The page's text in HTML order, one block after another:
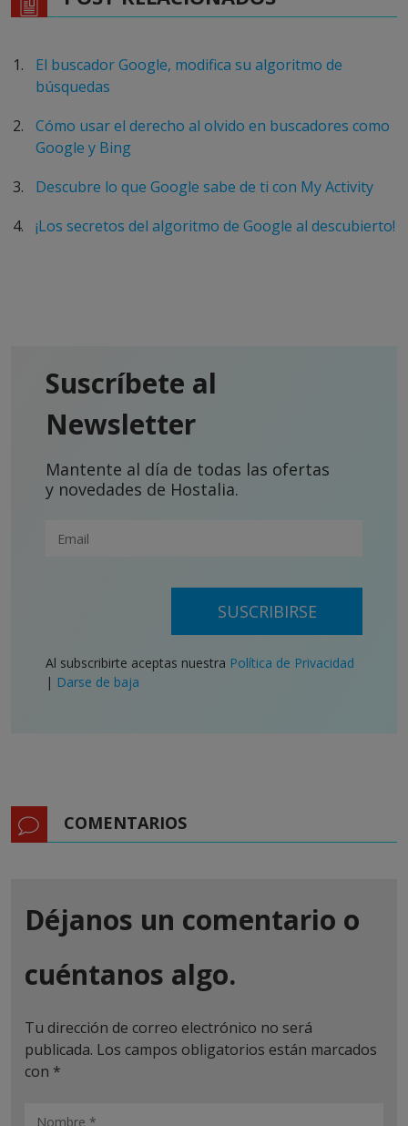
El buscador Google, modifica su algoritmo de
búsquedas
Cómo usar el derecho al olvido en buscadores como
Google y Bing
Descubre lo que Google sabe de ti con My Activity
¡Los secretos del algoritmo de Google al descubierto!
Suscríbete al
Newsletter
Mantente al día de todas las ofertas
y novedades de Hostalia.
SUSCRIBIRSE
Al subscribirte aceptas nuestra Política de Privacidad
| Darse de baja
COMENTARIOS
Déjanos un comentario o
cuéntanos algo.
Tu dirección de correo electrónico no será
publicada. Los campos obligatorios están marcados
con *